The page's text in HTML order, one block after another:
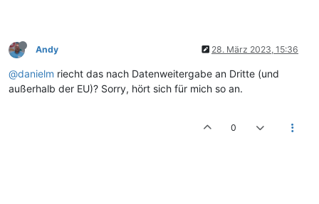
Andy 28. März 2023, 15:36
@danielm riecht das nach Datenweitergabe an Dritte (und
außerhalb der EU)? Sorry, hört sich für mich so an.
0